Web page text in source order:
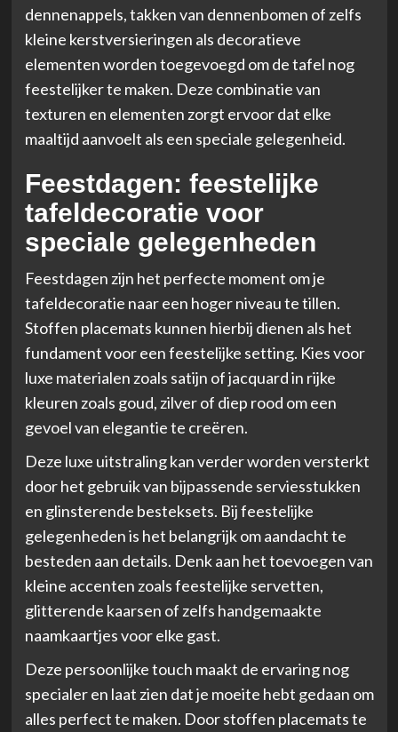
dennenappels, takken van dennenbomen of zelfs
kleine kerstversieringen als decoratieve
elementen worden toegevoegd om de tafel nog
feestelijker te maken. Deze combinatie van
texturen en elementen zorgt ervoor dat elke
maaltijd aanvoelt als een speciale gelegenheid.
Feestdagen: feestelijke
tafeldecoratie voor
speciale gelegenheden
Feestdagen zijn het perfecte moment om je
tafeldecoratie naar een hoger niveau te tillen.
Stoffen placemats kunnen hierbij dienen als het
fundament voor een feestelijke setting. Kies voor
luxe materialen zoals satijn of jacquard in rijke
kleuren zoals goud, zilver of diep rood om een
gevoel van elegantie te creëren.
Deze luxe uitstraling kan verder worden versterkt
door het gebruik van bijpassende serviesstukken
en glinsterende besteksets. Bij feestelijke
gelegenheden is het belangrijk om aandacht te
besteden aan details. Denk aan het toevoegen van
kleine accenten zoals feestelijke servetten,
glitterende kaarsen of zelfs handgemaakte
naamkaartjes voor elke gast.
Deze persoonlijke touch maakt de ervaring nog
specialer en laat zien dat je moeite hebt gedaan om
alles perfect te maken. Door stoffen placemats te